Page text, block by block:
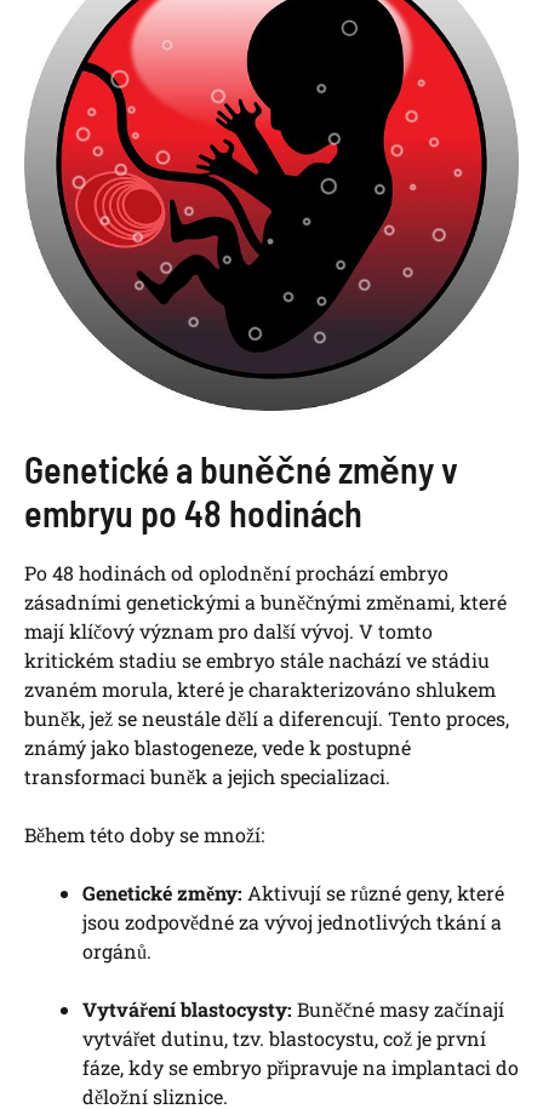
Genetické a buněčné změny v
embryu po 48 hodinách
Po 48 hodinách od oplodnění prochází embryo
zásadními genetickými a buněčnými změnami, které
mají klíčový význam pro další vývoj. V tomto
kritickém stadiu se embryo stále nachází ve stádiu
zvaném morula, které je charakterizováno shlukem
buněk, jež se neustále dělí a diferencují. Tento proces,
známý jako blastogeneze, vede k postupné
transformaci buněk a jejich specializaci.
Během této doby se množí:
Genetické změny: Aktivují se různé geny, které
jsou zodpovědné za vývoj jednotlivých tkání a
orgánů.
Vytváření blastocysty: Buněčné masy začínají
vytvářet dutinu, tzv. blastocystu, což je první
fáze, kdy se embryo připravuje na implantaci do
děložní sliznice.